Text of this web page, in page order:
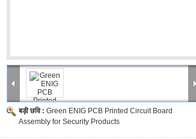
2800 पिन गिनती BGA
0201/1005 निष्क्रिय घटकों
0.3 / 0.4 पिच
पीओपी पैकेज
फ्लिप चिप CCGA के तहत भरे
BGA interposer / ढेर-अप
और अधिक…
बड़ी छवि : Green ENIG PCB Printed Circuit Board
Assembly for Security Products